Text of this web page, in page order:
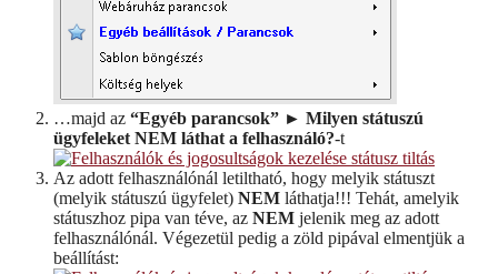
…majd az “Egyéb parancsok” ► Milyen státuszú
ügyfeleket NEM láthat a felhasználó?-t
Az adott felhasználónál letiltható, hogy melyik státuszt
(melyik státuszú ügyfelet) NEM láthatja!!! Tehát, amelyik
státuszhoz pipa van téve, az NEM jelenik meg az adott
felhasználónál. Végezetül pedig a zöld pipával elmentjük a
beállítást: